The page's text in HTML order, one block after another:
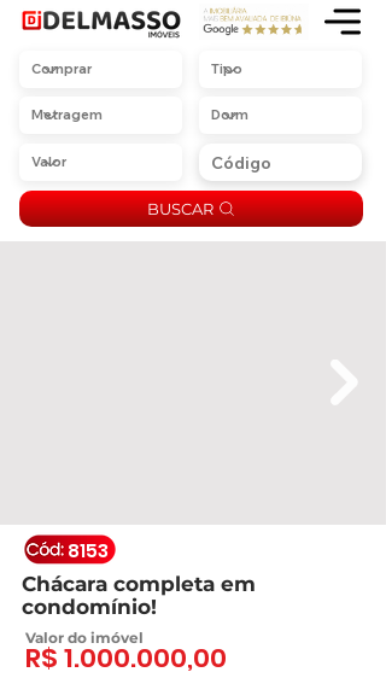
BUSCAR
8153
Chácara completa em
condomínio!
Valor do imóvel
R$1.000.000,00